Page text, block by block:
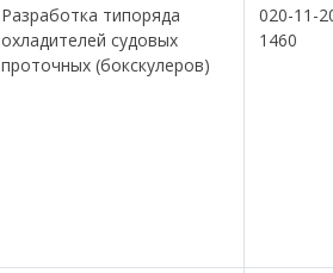
Разработка типоряда
охладителей судовых
проточных (бокскулеров)
020-11-
1460